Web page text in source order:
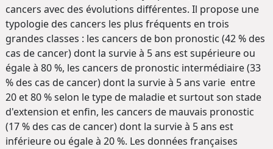
cancers avec des évolutions différentes. Il propose une
typologie des cancers les plus fréquents en trois
grandes classes : les cancers de bon pronostic (42 % des
cas de cancer) dont la survie à 5 ans est supérieure ou
égale à 80 %, les cancers de pronostic intermédiaire (33
% des cas de cancer) dont la survie à 5 ans varie entre
20 et 80 % selon le type de maladie et surtout son stade
d'extension et enfin, les cancers de mauvais pronostic
(17 % des cas de cancer) dont la survie à 5 ans est
inférieure ou égale à 20 %. Les données françaises